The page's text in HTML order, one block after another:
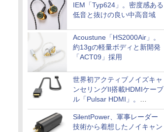
IEM「Typ624」。密度感ある
低音と抜けの良い中高音域
Acoustune「HS2000Air」。
約13gの軽量ボディと新開発
「ACT09」採用
世界初アクティブノイズキャ
ンセリングII搭載HDMIケーブ
ル「Pulsar HDMI」。
SilentPowerから
SilentPower、軍事レーダー
技術から着想したノイキャン